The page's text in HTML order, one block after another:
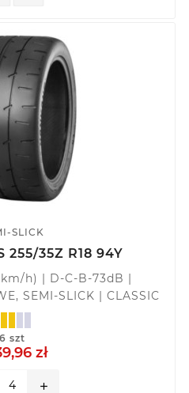
SLICK
255/35Z R18 94Y
h) | D-C-B-73dB |
SEMI-SLICK | CLASSIC
6 szt
zł
add